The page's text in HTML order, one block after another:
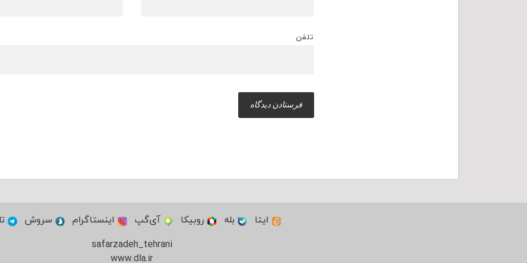
تلفن
ایتا بله روبیکا آی‌گپ اینستاگرام سروش
safarzadeh_tehrani
www.dla.ir